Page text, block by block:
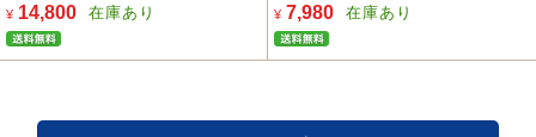
¥ 14,800 在庫あり ¥ 7,980 在庫あり